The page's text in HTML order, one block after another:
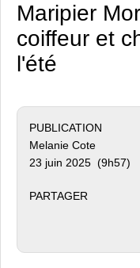
Maripier
coiffeur et
l'été
PUBLICATION
Melanie Cote
23 juin 2025 (9h57)
PARTAGER